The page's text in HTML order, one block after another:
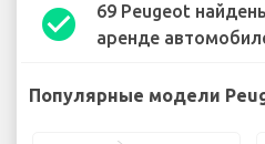
check_circle
69 Peugeot
аренде
Популярные модели